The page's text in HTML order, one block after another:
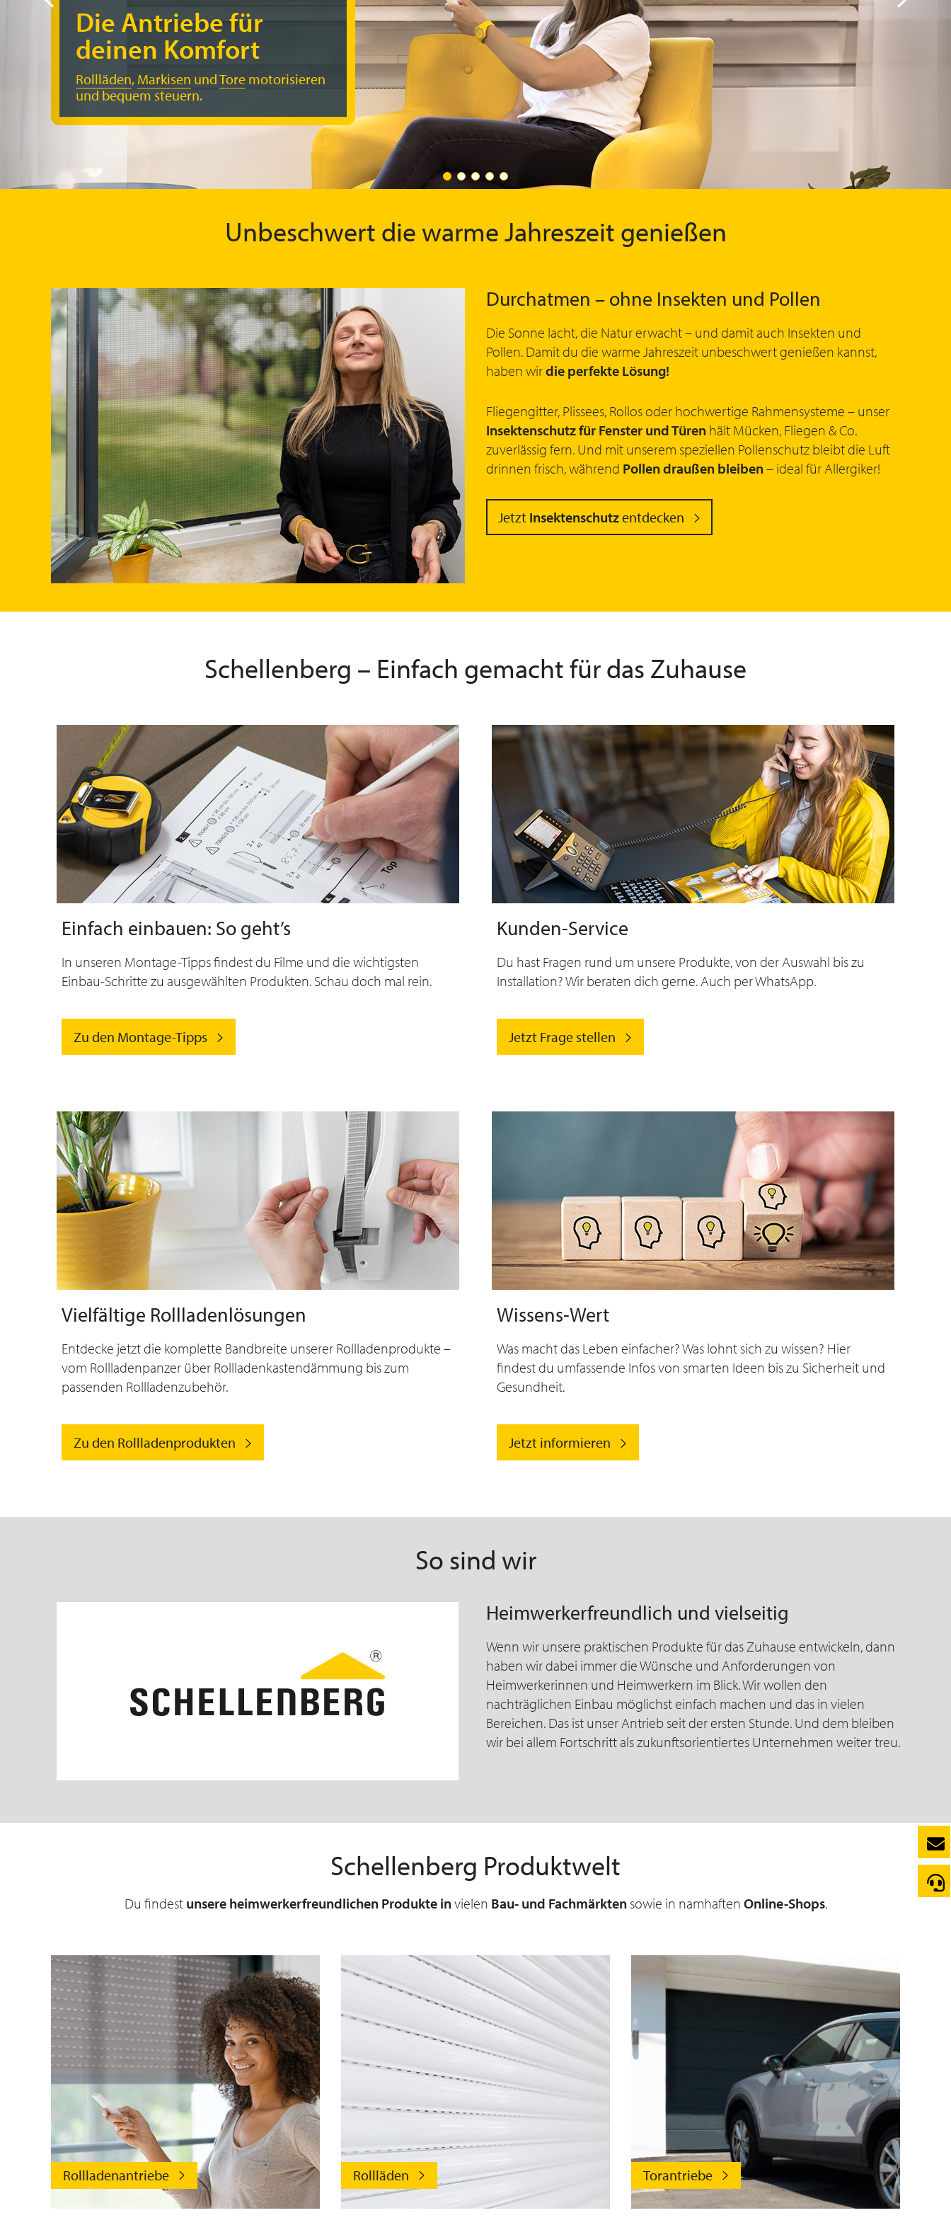
Die Antriebe für
deinen Komfort
Rollläden, Markisen undTore motorisieren
und bequem steuern.
Unbeschwert die warme Jahreszeit genießen
Durchatmen – ohne Insekten und Pollen
Die Sonne lacht, die Natur erwacht – und damit auch Insekten und
Pollen. Damit du die warme Jahreszeit unbeschwert genießen kannst,
haben wirdie perfekte Lösung!
Fliegengitter, Plissees, Rollos oder hochwertige Rahmensysteme – unser
Insektenschutz für Fenster und Türen hält Mücken, Fliegen & Co.
zuverlässig fern. Und mit unserem speziellen Pollenschutz bleibt die Luft
drinnen frisch, während Pollen draußen bleiben– ideal für Allergiker!
Jetzt Insektenschutzentdecken
Schellenberg – Einfach gemacht für das Zuhause
Einfach einbauen: So geht’s
In unseren Montage-Tipps findest du Filme und die wichtigsten
Einbau-Schritte zu ausgewählten Produkten. Schau doch mal rein.
Zu den Montage-Tipps
Kunden-Service
Du hast Fragen rund um unsere Produkte, von der Auswahl bis zu
Installation? Wir beraten dich gerne. Auch per WhatsApp.
Jetzt Frage stellen
Vielfältige Rollladenlösungen
Entdecke jetzt die komplette Bandbreite unserer Rollladenprodukte –
vom Rollladenpanzer über Rollladenkastendämmung bis zum
passenden Rollladenzubehör.
Zu den Rollladenprodukten
Wissens-Wert
Was macht das Leben einfacher? Was lohnt sich zu wissen? Hier
findest du umfassende Infos von smarten Ideen bis zu Sicherheit und
Gesundheit.
Jetzt informieren
So sind wir
Heimwerkerfreundlich und vielseitig
Wenn wir unsere praktischen Produkte für das Zuhause entwickeln, dann
haben wir dabei immer die Wünsche und Anforderungen von
Heimwerkerinnen und Heimwerkern im Blick. Wir wollen den
nachträglichen Einbau möglichst einfach machen und das in vielen
Bereichen. Das ist unser Antrieb seit der ersten Stunde. Und dem bleiben
wir bei allem Fortschritt als zukunftsorientiertes Unternehmen weiter treu.
Schellenberg Produktwelt
Du findest unsere heimwerkerfreundlichen Produkte invielen Bau- und Fachmärktensowie in namhaften Online-Shops.
Rollladenantriebe Rollläden Torantriebe